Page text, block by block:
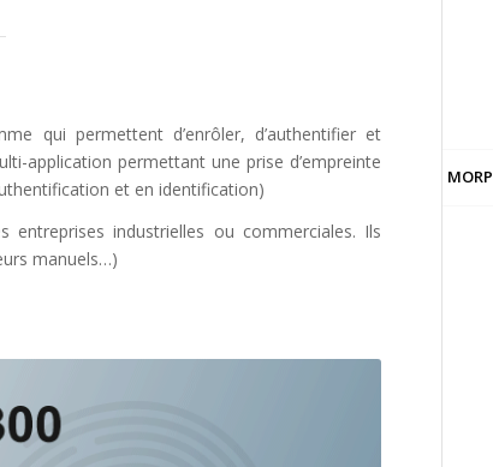
qui permettent d’enrôler, d’authentifier et
application permettant une prise d’empreinte
et en identification)
industrielles ou commerciales. Ils
manuels…)